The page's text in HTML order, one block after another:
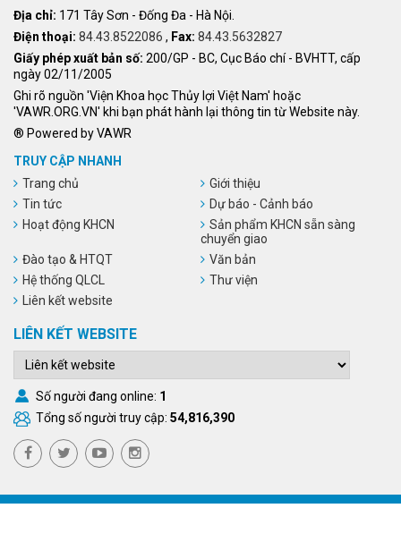
Địa chỉ: 171 Tây Sơn - Đống Đa - Hà Nội.
Điện thoại: 84.43.8522086 , Fax: 84.43.5632827
Giấy phép xuất bản số: 200/GP - BC, Cục Báo chí - BVHTT, cấp
ngày 02/11/2005
Ghi rõ nguồn 'Viện Khoa học Thủy lợi Việt Nam' hoặc
'VAWR.ORG.VN' khi bạn phát hành lại thông tin từ Website này.
® Powered by VAWR
TRUY CẬP NHANH
Trang chủ
Giới thiệu
Tin tức
Dự báo - Cảnh báo
Hoạt động KHCN
Sản phẩm KHCN sẵn sàng
chuyển giao
Đào tạo & HTQT
Văn bản
Hệ thống QLCL
Thư viện
Liên kết website
LIÊN KẾT WEBSITE
Số người đang online: 1
Tổng số người truy cập: 54,816,390